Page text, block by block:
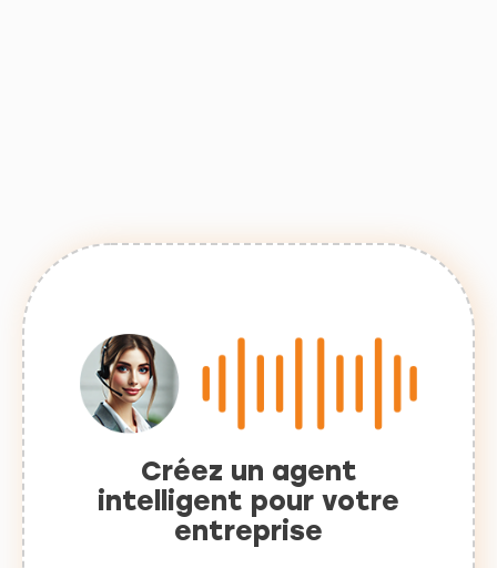
Créez un agent
intelligent pour votre
entreprise